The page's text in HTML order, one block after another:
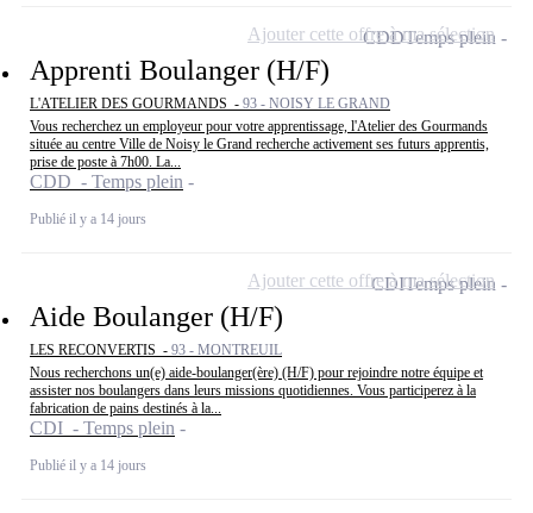
Apprenti Boulanger (H/F)
L'ATELIER DES GOURMANDS - 93 - NOISY LE GRAND
Vous recherchez un employeur pour votre apprentissage, l'Atelier des Gourmands
située au centre Ville de Noisy le Grand recherche activement ses futurs apprentis,
prise de poste à 7h00. La...
CDD - Temps plein
Publié il y a 14 jours
CDDTemps plein
Ajouter cette offre à ma sélection
Aide Boulanger (H/F)
LES RECONVERTIS - 93 - MONTREUIL
Nous recherchons un(e) aide-boulanger(ère) (H/F) pour rejoindre notre équipe et
assister nos boulangers dans leurs missions quotidiennes. Vous participerez à la
fabrication de pains destinés à la...
CDI - Temps plein
Publié il y a 14 jours
CDITemps plein
Ajouter cette offre à ma sélection